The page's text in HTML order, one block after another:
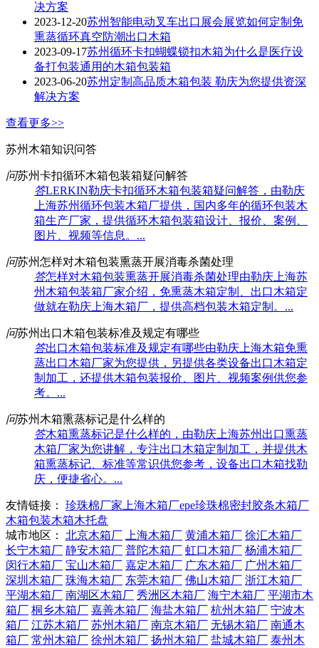
决方案
2023-12-20苏州智能电动叉车出口展会展览如何定制免
熏蒸循环真空防潮出口木箱
2023-09-17苏州循环卡扣蝴蝶锁扣木箱为什么是医疗设
备打包装通用的木箱包装箱
2023-06-20苏州定制高品质木箱包装 勒庆为您提供资深
解决方案
查看更多>>
苏州木箱知识问答
问苏州卡扣循环木箱包装箱疑问解答
答LERKIN勒庆卡扣循环木箱包装箱疑问解答，由勒庆
上海苏州循环包装木箱厂提供，国内多年的循环包装木
箱生产厂家，提供循环木箱包装箱设计、报价、案例、
图片、视频等信息。...
问苏州怎样对木箱包装熏蒸开展消毒杀菌处理
答怎样对木箱包装熏蒸开展消毒杀菌处理由勒庆上海苏
州木箱包装箱厂家介绍，免熏蒸木箱定制、出口木箱定
做就在勒庆上海木箱厂，提供高档包装木箱定制。...
问苏州出口木箱包装标准及规定有哪些
答出口木箱包装标准及规定有哪些由勒庆上海木箱免熏
蒸出口木箱厂家为您提供，另提供各类设备出口木箱定
制加工，还提供木箱包装报价、图片、视频案例供您参
考。...
问苏州木箱熏蒸标记是什么样的
答木箱熏蒸标记是什么样的，由勒庆上海苏州出口熏蒸
木箱厂家为您讲解，专注出口木箱定制加工，并提供木
箱熏蒸标记、标准等常识供您参考，设备出口木箱找勒
庆，便捷省心。...
友情链接： 珍珠棉厂家 上海木箱厂epe珍珠棉密封胶条木箱厂
木箱包装木箱木托盘
城市地区：
北京木箱厂 上海木箱厂 黄浦木箱厂 徐汇木箱厂
长宁木箱厂 静安木箱厂 普陀木箱厂 虹口木箱厂 杨浦木箱厂
闵行木箱厂 宝山木箱厂 嘉定木箱厂 广东木箱厂 广州木箱厂
深圳木箱厂 珠海木箱厂 东莞木箱厂 佛山木箱厂 浙江木箱厂
平湖木箱厂 南湖区木箱厂 秀洲区木箱厂 海宁木箱厂 平湖市木
箱厂 桐乡木箱厂 嘉善木箱厂 海盐木箱厂 杭州木箱厂 宁波木
箱厂 江苏木箱厂 苏州木箱厂 南京木箱厂 无锡木箱厂 南通木
箱厂 常州木箱厂 徐州木箱厂 扬州木箱厂 盐城木箱厂 泰州木